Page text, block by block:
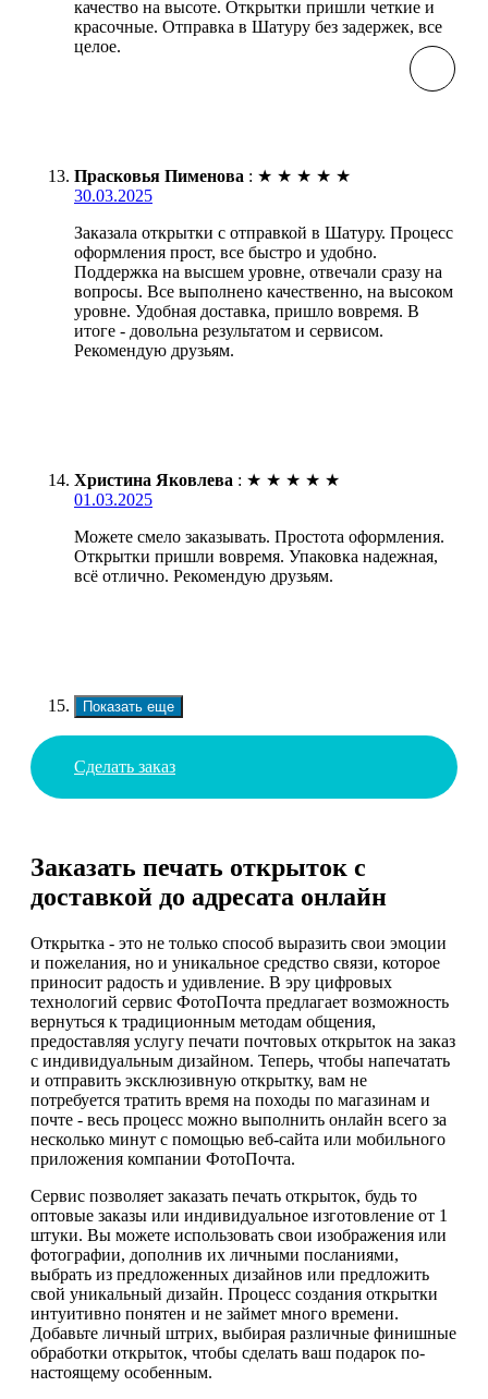
качество на высоте. Открытки пришли четкие и
красочные. Отправка в Шатуру без задержек, все
целое.
Прасковья Пименова : ★ ★ ★ ★ ★
30.03.2025
Заказала открытки с отправкой в Шатуру. Процесс
оформления прост, все быстро и удобно.
Поддержка на высшем уровне, отвечали сразу на
вопросы. Все выполнено качественно, на высоком
уровне. Удобная доставка, пришло вовремя. В
итоге - довольна результатом и сервисом.
Рекомендую друзьям.
Христина Яковлева : ★ ★ ★ ★ ★
01.03.2025
Можете смело заказывать. Простота оформления.
Открытки пришли вовремя. Упаковка надежная,
всё отлично. Рекомендую друзьям.
Показать еще
Сделать заказ
Заказать печать открыток с
доставкой до адресата онлайн
Открытка - это не только способ выразить свои эмоции
и пожелания, но и уникальное средство связи, которое
приносит радость и удивление. В эру цифровых
технологий сервис ФотоПочта предлагает возможность
вернуться к традиционным методам общения,
предоставляя услугу печати почтовых открыток на заказ
с индивидуальным дизайном. Теперь, чтобы напечатать
и отправить эксклюзивную открытку, вам не
потребуется тратить время на походы по магазинам и
почте - весь процесс можно выполнить онлайн всего за
несколько минут с помощью веб-сайта или мобильного
приложения компании ФотоПочта.
Сервис позволяет заказать печать открыток, будь то
оптовые заказы или индивидуальное изготовление от 1
штуки. Вы можете использовать свои изображения или
фотографии, дополнив их личными посланиями,
выбрать из предложенных дизайнов или предложить
свой уникальный дизайн. Процесс создания открытки
интуитивно понятен и не займет много времени.
Добавьте личный штрих, выбирая различные финишные
обработки открыток, чтобы сделать ваш подарок по-
настоящему особенным.